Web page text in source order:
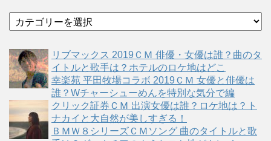
テ
リ
ー
リブマックス 2019ＣＭ 俳優・女優は誰？曲のタ
イトルと歌手は？ホテルのロケ地はどこ
幸楽苑 平田牧場コラボ 2019ＣＭ 女優と俳優は
誰？Wチャーシューめんを特別な気分で編
クリック証券ＣＭ 出演女優は誰？ロケ地は？ト
ナカイと大自然が美しすぎる！
ＢＭＷ８シリーズＣＭソング 曲のタイトルと歌